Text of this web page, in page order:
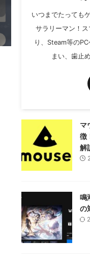
いつまでたっても
サラリーマン！
り、Steam等の
まい、歯止
マ
徴
解
鳴
の